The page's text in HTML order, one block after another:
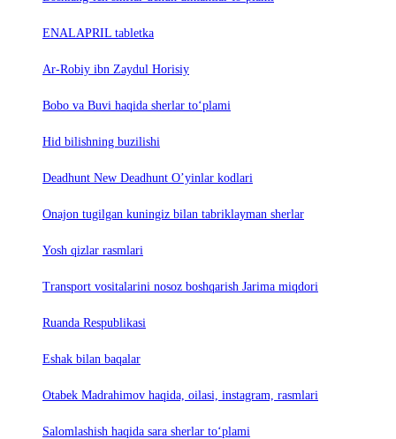
ENALAPRIL tabletka
Ar-Robiy ibn Zaydul Horisiy
Bobo va Buvi haqida sherlar to‘plami
Hid bilishning buzilishi
Deadhunt New Deadhunt O’yinlar kodlari
Onajon tugilgan kuningiz bilan tabriklayman sherlar
Yosh qizlar rasmlari
Trаnsport vositаlаrini nosoz boshqаrish Jаrimа miqdori
Ruanda Respublikasi
Eshak bilan baqalar
Otabek Madrahimov haqida, oilasi, instagram, rasmlari
Salomlashish haqida sara sherlar to‘plami